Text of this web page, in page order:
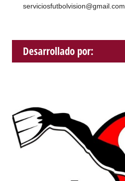
serviciosfutbolvision@gmail.com
Desarrollado por: